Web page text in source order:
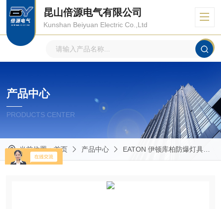
昆山倍源电气有限公司
Kunshan Beiyuan Electric Co.,Ltd
产品中心
PRODUCTS CENTER
当前位置：首页 产品中心 EATON 伊顿库柏防爆灯具